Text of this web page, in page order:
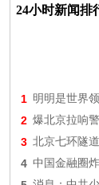
24小时新闻排
1 明明是世界
2 爆北京拉响
3 北京七环隧
4 中国金融圈